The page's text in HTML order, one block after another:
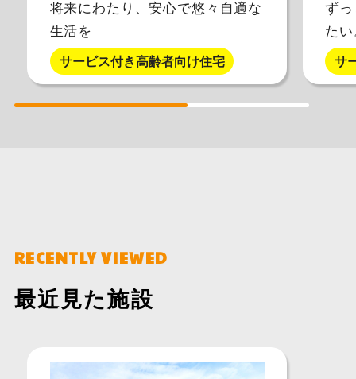
将来にわたり、安心で悠々自適な
生活を
サービス付き高齢者向け住宅
ず
た
らサ
RECENTLY VIEWED
最近見た施設